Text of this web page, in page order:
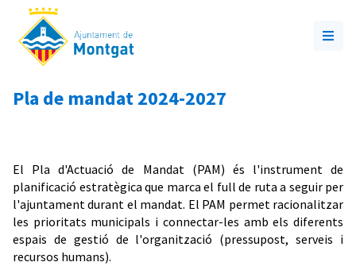
Pla de mandat 2024-2027
El Pla d'Actuació de Mandat (PAM) és l'instrument de
planificació estratègica que marca el full de ruta a seguir per
l'ajuntament durant el mandat. El PAM permet racionalitzar
les prioritats municipals i connectar-les amb els diferents
espais de gestió de l'organització (pressupost, serveis i
recursos humans).